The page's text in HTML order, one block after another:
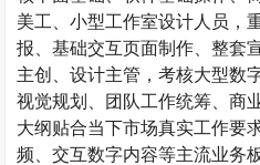
美工、小型工作室设计人员，
报、基础交互页面制作、整套
主创、设计主管，考核大型数
视觉规划、团队工作统筹、商
大纲贴合当下市场真实工作要
频、交互数字内容等主流业务